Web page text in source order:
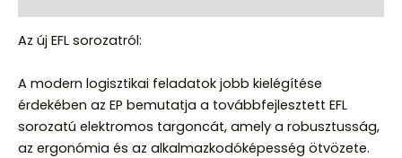
Az új EFL sorozatról:
A modern logisztikai feladatok jobb kielégítése
érdekében az EP bemutatja a továbbfejlesztett EFL
sorozatú elektromos targoncát, amely a robusztusság,
az ergonómia és az alkalmazkodóképesség ötvözete.